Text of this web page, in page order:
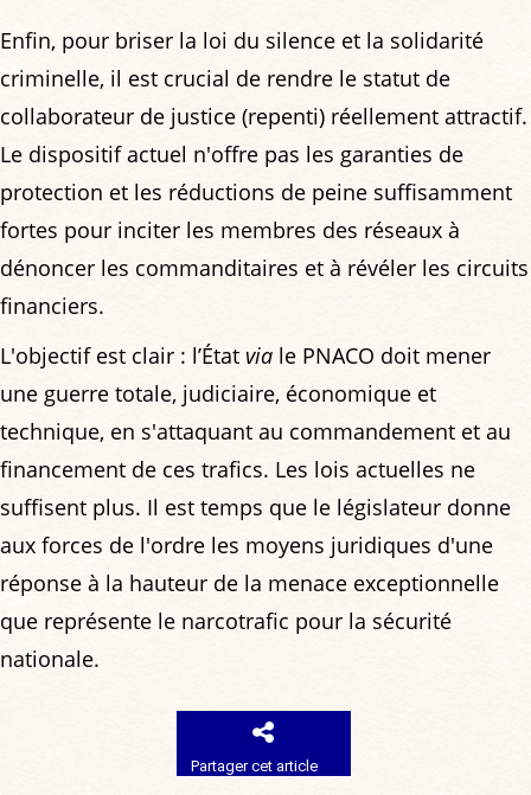
Enfin, pour briser la loi du silence et la solidarité
criminelle, il est crucial de rendre le statut de
collaborateur de justice (repenti) réellement attractif.
Le dispositif actuel n'offre pas les garanties de
protection et les réductions de peine suffisamment
fortes pour inciter les membres des réseaux à
dénoncer les commanditaires et à révéler les circuits
financiers.
L'objectif est clair : l’État via le PNACO doit mener
une guerre totale, judiciaire, économique et
technique, en s'attaquant au commandement et au
financement de ces trafics. Les lois actuelles ne
suffisent plus. Il est temps que le législateur donne
aux forces de l'ordre les moyens juridiques d'une
réponse à la hauteur de la menace exceptionnelle
que représente le narcotrafic pour la sécurité
nationale.
Partager cet article